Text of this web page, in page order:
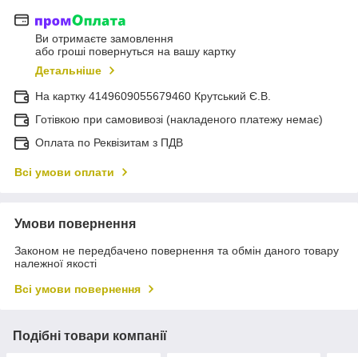
Ви отримаєте замовлення
або гроші повернуться на вашу картку
Детальніше
На картку 4149609055679460 Крутський Є.В.
Готівкою при самовивозі (накладеного платежу немає)
Оплата по Реквізитам з ПДВ
Всі умови оплати
Умови повернення
Законом не передбачено повернення та обмін даного товару
належної якості
Всі умови повернення
Подібні товари компанії